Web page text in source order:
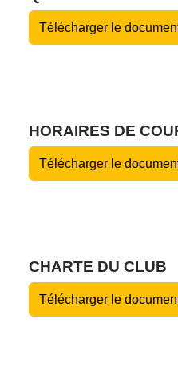
Télécharger le
HORAIRES DE
Télécharger le
CHARTE DU CLUB
Télécharger le